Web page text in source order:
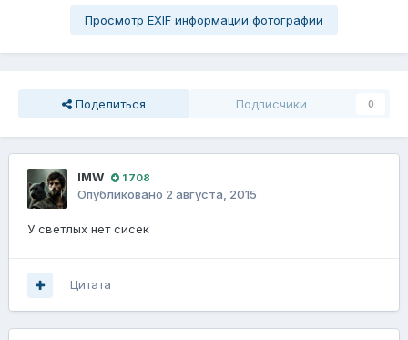
Просмотр EXIF информации фотографии
Поделиться Подписчики 0
IMW 1 708
Опубликовано 2 августа, 2015
У светлых нет сисек
Цитата